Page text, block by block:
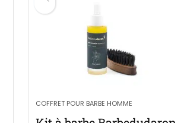
COFFRET POUR BARBE HOMME